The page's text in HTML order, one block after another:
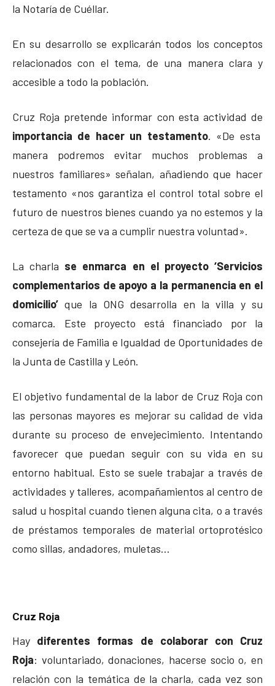
la Notaría de Cuéllar.
En su desarrollo se explicarán todos los conceptos
relacionados con el tema, de una manera clara y
accesible a todo la población.
Cruz Roja pretende informar con esta actividad de
importancia de hacer un testamento. «De esta
manera podremos evitar muchos problemas a
nuestros familiares» señalan, añadiendo que hacer
testamento «nos garantiza el control total sobre el
futuro de nuestros bienes cuando ya no estemos y la
certeza de que se va a cumplir nuestra voluntad».
La charla se enmarca en el proyecto ‘Servicios
complementarios de apoyo a la permanencia en el
domicilio’que la ONG desarrolla en la villa y su
comarca. Este proyecto está financiado por la
consejería de Familia e Igualdad de Oportunidades de
la Junta de Castilla y León.
El objetivo fundamental de la labor de Cruz Roja con
las personas mayores es mejorar su calidad de vida
durante su proceso de envejecimiento. Intentando
favorecer que puedan seguir con su vida en su
entorno habitual. Esto se suele trabajar a través de
actividades y talleres, acompañamientos al centro de
salud u hospital cuando tienen alguna cita, o a través
de préstamos temporales de material ortoprotésico
como sillas, andadores, muletas…
Cruz Roja
Hay diferentes formas de colaborar con Cruz
Roja: voluntariado, donaciones, hacerse socio o, en
relación con la temática de la charla, cada vez son